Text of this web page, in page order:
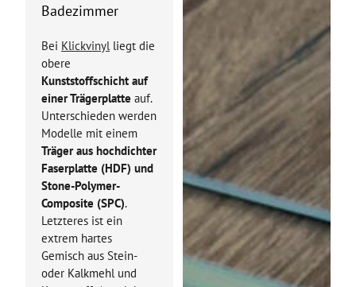
Badezimmer
Bei Klickvinylliegt die
obere
Kunststoffschicht auf
einer Trägerplatte auf.
Unterschieden werden
Modelle mit einem
Träger aus hochdichter
Faserplatte (HDF) und
Stone-Polymer-
Composite (SPC).
Letzteres ist ein
extrem hartes
Gemisch aus Stein-
oder Kalkmehl und